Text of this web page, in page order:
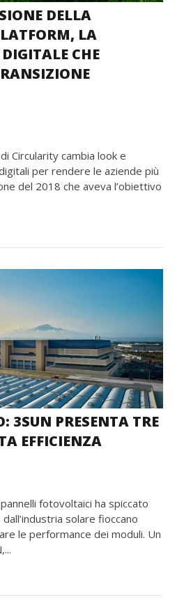
DELLA
LA
CHE
Circularity cambia look e
per rendere le aziende più
del 2018 che aveva l’obiettivo
3SUN PRESENTA TRE
EFFICIENZA
fotovoltaici ha spiccato
solare fioccano
le performance dei moduli. Un